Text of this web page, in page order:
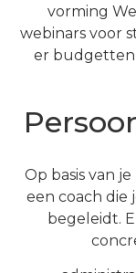
vorming
webinars voor
er budgetten
Op basis van
een coach die
begeleidt.